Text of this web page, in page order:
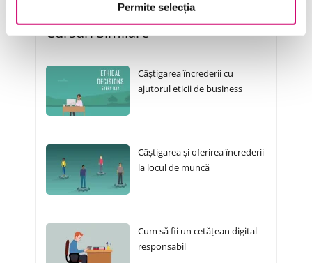
Permite selecția
Cursuri Similare
Câștigarea încrederii cu
ajutorul eticii de business
Câștigarea și oferirea încrederii
la locul de muncă
Cum să fii un cetățean digital
responsabil